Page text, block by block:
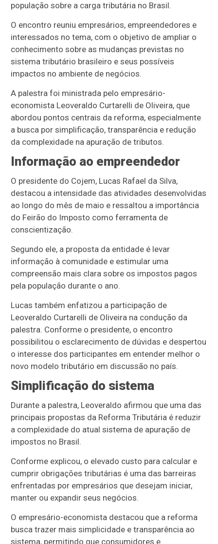
população sobre a carga tributária no Brasil.
O encontro reuniu empresários, empreendedores e
interessados no tema, com o objetivo de ampliar o
conhecimento sobre as mudanças previstas no
sistema tributário brasileiro e seus possíveis
impactos no ambiente de negócios.
A palestra foi ministrada pelo empresário-
economista Leoveraldo Curtarelli de Oliveira, que
abordou pontos centrais da reforma, especialmente
a busca por simplificação, transparência e redução
da complexidade na apuração de tributos.
Informação ao empreendedor
O presidente do Cojem, Lucas Rafael da Silva,
destacou a intensidade das atividades desenvolvidas
ao longo do mês de maio e ressaltou a importância
do Feirão do Imposto como ferramenta de
conscientização.
Segundo ele, a proposta da entidade é levar
informação à comunidade e estimular uma
compreensão mais clara sobre os impostos pagos
pela população durante o ano.
Lucas também enfatizou a participação de
Leoveraldo Curtarelli de Oliveira na condução da
palestra. Conforme o presidente, o encontro
possibilitou o esclarecimento de dúvidas e despertou
o interesse dos participantes em entender melhor o
novo modelo tributário em discussão no país.
Simplificação do sistema
Durante a palestra, Leoveraldo afirmou que uma das
principais propostas da Reforma Tributária é reduzir
a complexidade do atual sistema de apuração de
impostos no Brasil.
Conforme explicou, o elevado custo para calcular e
cumprir obrigações tributárias é uma das barreiras
enfrentadas por empresários que desejam iniciar,
manter ou expandir seus negócios.
O empresário-economista destacou que a reforma
busca trazer mais simplicidade e transparência ao
sistema, permitindo que consumidores e